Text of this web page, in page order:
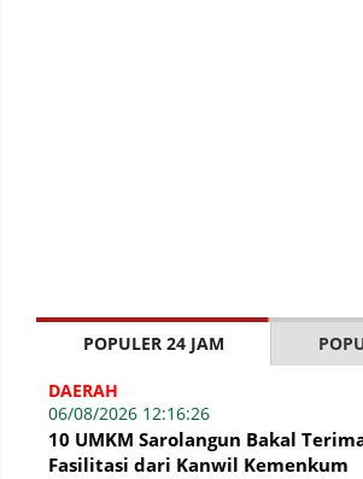
POPULER 24 JAM
DAERAH
06/08/2026 12:16:26
10 UMKM Sarolangun Bakal
Fasilitasi dari Kanwil Kemenkum